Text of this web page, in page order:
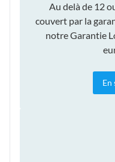
Au delà de 12
couvert par la
notre Garantie
En